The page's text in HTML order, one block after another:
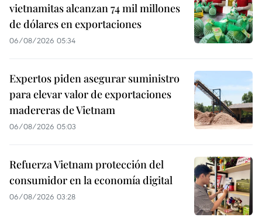
vietnamitas alcanzan 74 mil millones
de dólares en exportaciones
06/08/2026 05:34
Expertos piden asegurar suministro
para elevar valor de exportaciones
madereras de Vietnam
06/08/2026 05:03
Refuerza Vietnam protección del
consumidor en la economía digital
06/08/2026 03:28